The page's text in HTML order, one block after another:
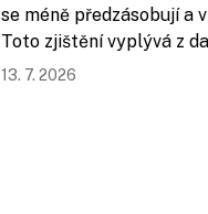
se méně předzásobují a
Toto zjištění vyplývá z
13. 7. 2026